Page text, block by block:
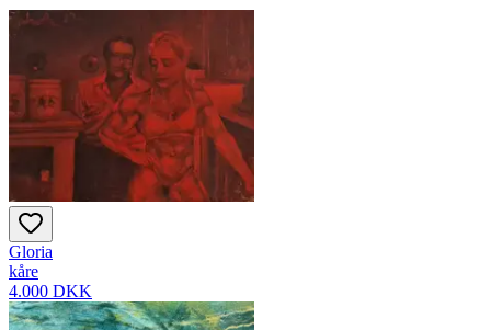
Gloria
kåre
4.000 DKK